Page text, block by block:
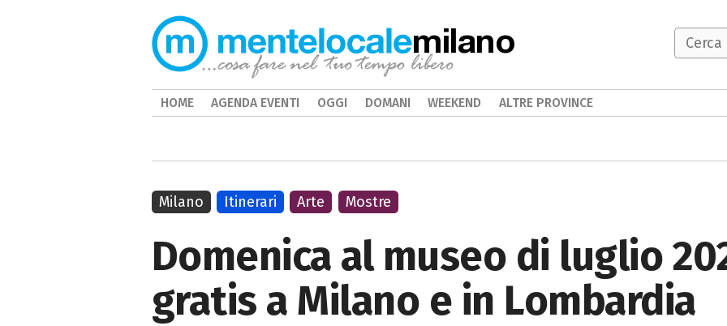
Domenica al museo di luglio
gratis a Milano e in Lombardia
Milano Itinerari Arte Mostre
milano
HOME AGENDA EVENTI OGGI DOMANI WEEKEND ALTRE PROVINCE